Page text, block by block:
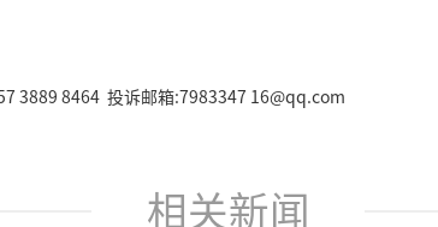
3889 8464 投诉邮箱:7983347 16@qq.com
相关新闻